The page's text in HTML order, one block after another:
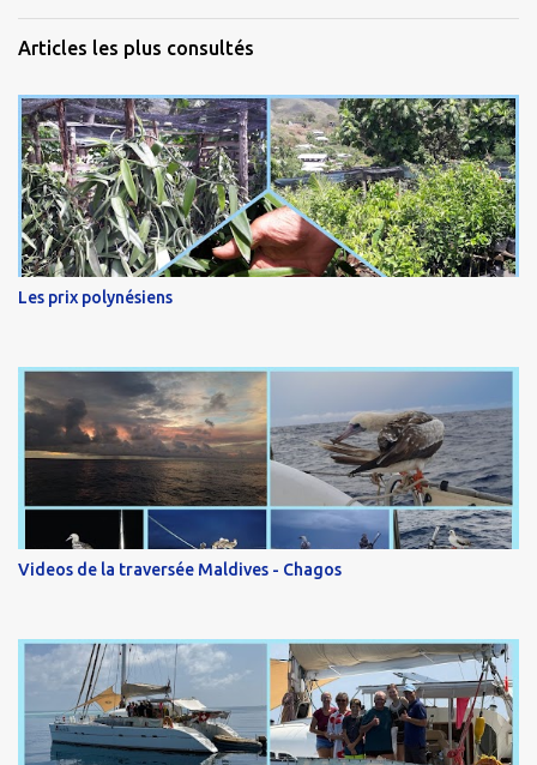
Articles les plus consultés
Les prix polynésiens
Videos de la traversée Maldives - Chagos